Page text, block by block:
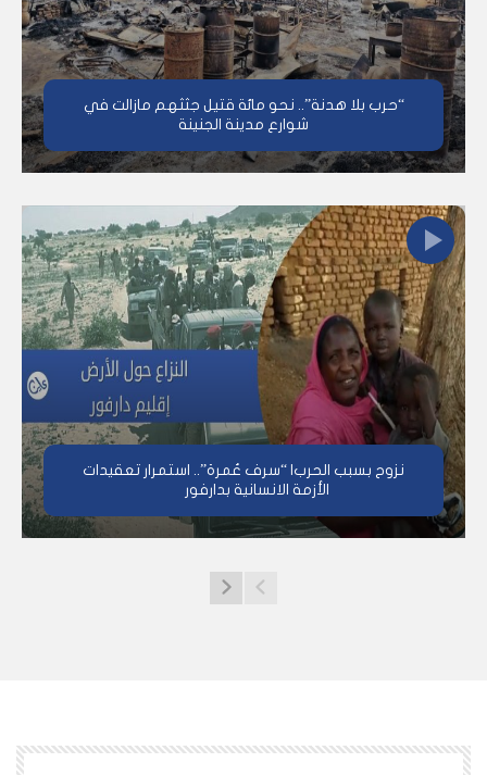
“حرب بلا هدنة”.. نحو مائة قتيل جثثهم مازالت في
شوارع مدينة الجنينة
نزوح بسبب الحرب| “سرف عُمرة”.. استمرار تعقيدات
الأزمة الانسانية بدارفور